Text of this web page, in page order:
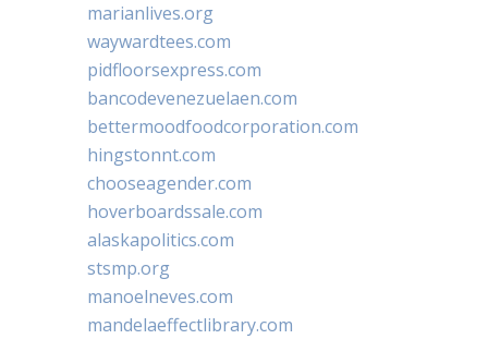
marianlives.org
waywardtees.com
pidfloorsexpress.com
bancodevenezuelaen.com
bettermoodfoodcorporation.com
hingstonnt.com
chooseagender.com
hoverboardssale.com
alaskapolitics.com
stsmp.org
manoelneves.com
mandelaeffectlibrary.com